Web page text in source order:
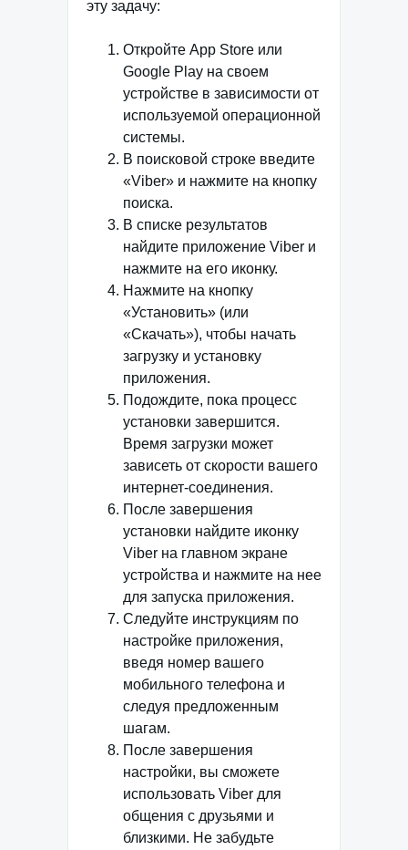
эту задачу:
Откройте App Store или
Google Play на своем
устройстве в зависимости от
используемой операционной
системы.
В поисковой строке введите
«Viber» и нажмите на кнопку
поиска.
В списке результатов
найдите приложение Viber и
нажмите на его иконку.
Нажмите на кнопку
«Установить» (или
«Скачать»), чтобы начать
загрузку и установку
приложения.
Подождите, пока процесс
установки завершится.
Время загрузки может
зависеть от скорости вашего
интернет-соединения.
После завершения
установки найдите иконку
Viber на главном экране
устройства и нажмите на нее
для запуска приложения.
Следуйте инструкциям по
настройке приложения,
введя номер вашего
мобильного телефона и
следуя предложенным
шагам.
После завершения
настройки, вы сможете
использовать Viber для
общения с друзьями и
близкими. Не забудьте